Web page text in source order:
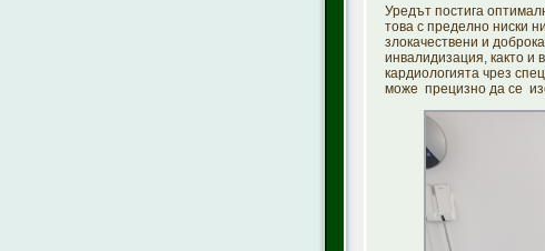
Уредът постига
това с пределно ниски
злокачествени и
инвалидизация, както и
кардиологията чрез
може прецизно да се